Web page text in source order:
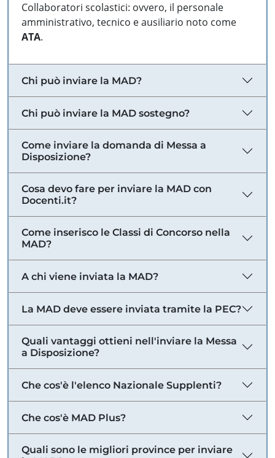
Collaboratori scolastici: ovvero, il personale
amministrativo, tecnico e ausiliario noto come
ATA.
Chi può inviare la MAD?
Chi può inviare la MAD sostegno?
Come inviare la domanda di Messa a
Disposizione?
Cosa devo fare per inviare la MAD con
Docenti.it?
Come inserisco le Classi di Concorso nella
MAD?
A chi viene inviata la MAD?
La MAD deve essere inviata tramite la PEC?
Quali vantaggi ottieni nell'inviare la Messa
a Disposizione?
Che cos'è l'elenco Nazionale Supplenti?
Che cos'è MAD Plus?
Quali sono le migliori province per inviare